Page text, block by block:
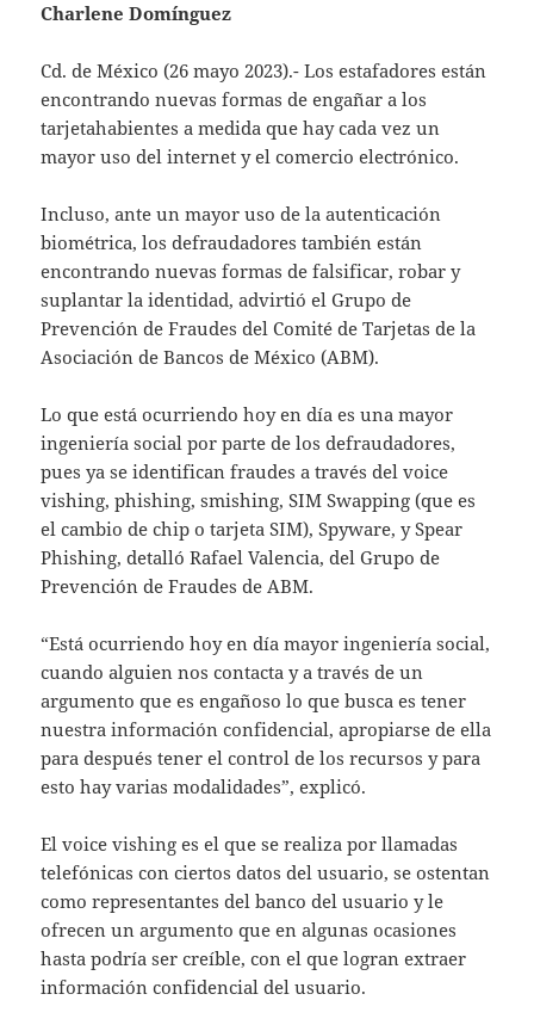
Charlene Domínguez
Cd. de México (26 mayo 2023).- Los estafadores están
encontrando nuevas formas de engañar a los
tarjetahabientes a medida que hay cada vez un
mayor uso del internet y el comercio electrónico.
Incluso, ante un mayor uso de la autenticación
biométrica, los defraudadores también están
encontrando nuevas formas de falsificar, robar y
suplantar la identidad, advirtió el Grupo de
Prevención de Fraudes del Comité de Tarjetas de la
Asociación de Bancos de México (ABM).
Lo que está ocurriendo hoy en día es una mayor
ingeniería social por parte de los defraudadores,
pues ya se identifican fraudes a través del voice
vishing, phishing, smishing, SIM Swapping (que es
el cambio de chip o tarjeta SIM), Spyware, y Spear
Phishing, detalló Rafael Valencia, del Grupo de
Prevención de Fraudes de ABM.
“Está ocurriendo hoy en día mayor ingeniería social,
cuando alguien nos contacta y a través de un
argumento que es engañoso lo que busca es tener
nuestra información confidencial, apropiarse de ella
para después tener el control de los recursos y para
esto hay varias modalidades”, explicó.
El voice vishing es el que se realiza por llamadas
telefónicas con ciertos datos del usuario, se ostentan
como representantes del banco del usuario y le
ofrecen un argumento que en algunas ocasiones
hasta podría ser creíble, con el que logran extraer
información confidencial del usuario.